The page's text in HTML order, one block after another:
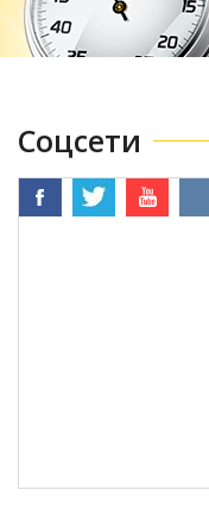
Соцсети
Facebook Twitter